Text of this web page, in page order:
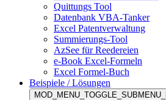
Quittungs Tool
Datenbank VBA-Tanker
Excel Patentverwaltung
Summierungs-Tool
AzSee für Reedereien
e-Book Excel-Formeln
Excel Formel-Buch
Beispiele / Lösungen